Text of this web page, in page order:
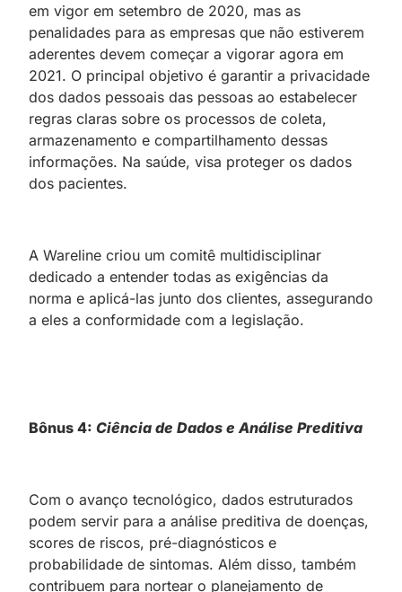
em vigor em setembro de 2020, mas as
penalidades para as empresas que não estiverem
aderentes devem começar a vigorar agora em
2021. O principal objetivo é garantir a privacidade
dos dados pessoais das pessoas ao estabelecer
regras claras sobre os processos de coleta,
armazenamento e compartilhamento dessas
informações. Na saúde, visa proteger os dados
dos pacientes.
A Wareline criou um comitê multidisciplinar
dedicado a entender todas as exigências da
norma e aplicá-las junto dos clientes, assegurando
a eles a conformidade com a legislação.
Bônus 4: Ciência de Dados e Análise Preditiva
Com o avanço tecnológico, dados estruturados
podem servir para a análise preditiva de doenças,
scores de riscos, pré-diagnósticos e
probabilidade de sintomas. Além disso, também
contribuem para nortear o planejamento de